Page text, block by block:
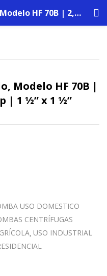
Electrobomba Pedrollo, Modelo HF 70B | 2,0 HP | 380 V | 4,6 Amp | 1 ½” x 1 ½”
Modelo HF 70B |
| 1 ½” x 1 ½”
USO DOMESTICO
CENTRÍFUGAS
USO INDUSTRIAL